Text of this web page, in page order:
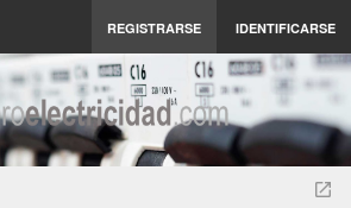
REGISTRARSE IDENTIFICARSE